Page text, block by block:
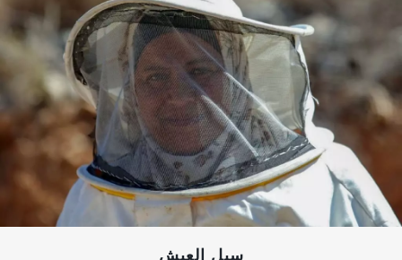
سبل العيش